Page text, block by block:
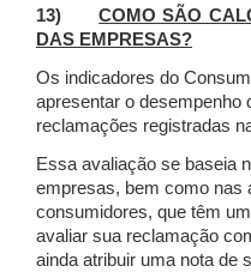
13)COMO SÃO
DAS EMPRESAS?
Os indicadores do
apresentar o desempenho
reclamações registradas
Essa avaliação se baseia
empresas, bem como nas
consumidores, que têm
avaliar sua reclamação
ainda atribuir uma nota de